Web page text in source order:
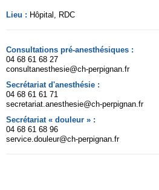
Lieu : Hôpital , RDC
Consultations pré-anesthésiques :
04 68 61 68 27
consultanesthesie@ch-perpignan.fr
Secrétariat d'anesthésie :
04 68 61 61 71
secretariat.anesthesie@ch-perpignan.fr
Secrétariat « douleur » :
04 68 61 68 96
service.douleur@ch-perpignan.fr